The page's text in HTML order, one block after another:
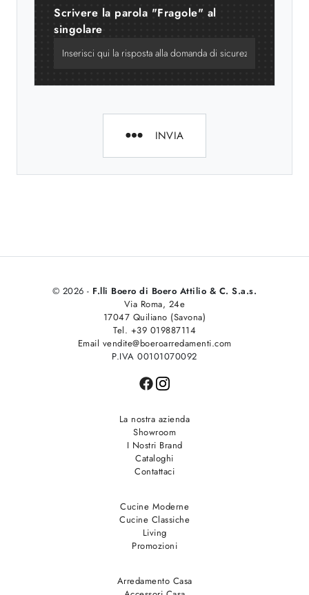
Scrivere la parola "Fragole" al
singolare
INVIA
© 2026 - F.lli Boero di Boero Attilio & C. S.a.s.
Via Roma, 24e
17047 Quiliano (Savona)
Tel. +39 019887114
Email vendite@boeroarredamenti.com
P.IVA 00101070092
La nostra azienda
Showroom
I Nostri Brand
Cataloghi
Contattaci
Cucine Moderne
Cucine Classiche
Living
Promozioni
Arredamento Casa